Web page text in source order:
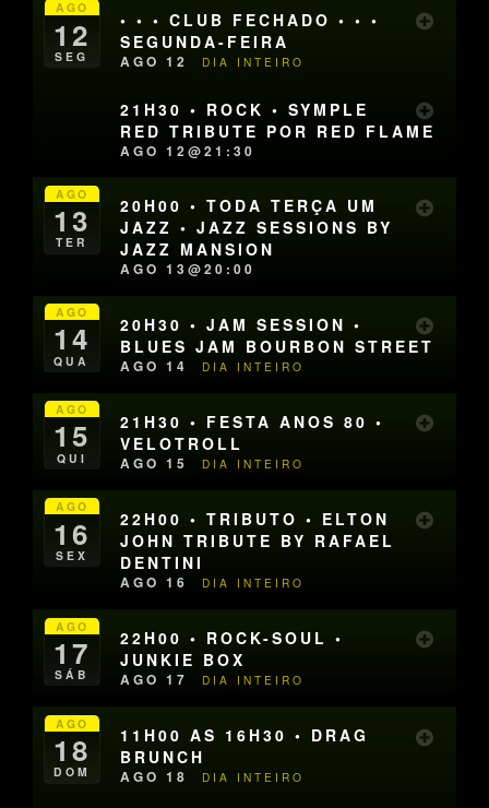
AGO
12
SEG
• • • CLUB FECHADO • • •
SEGUNDA-FEIRA
AGO 12 DIA INTEIRO
21H30 • ROCK • SYMPLE
RED TRIBUTE POR RED FLAME
AGO 12@21:30
AGO
13
TER
20H00 • TODA TERÇA UM
JAZZ • JAZZ SESSIONS BY
JAZZ MANSION
AGO 13@20:00
AGO
14
QUA
20H30 • JAM SESSION •
BLUES JAM BOURBON STREET
AGO 14 DIA INTEIRO
AGO
15
QUI
21H30 • FESTA ANOS 80 •
VELOTROLL
AGO 15 DIA INTEIRO
AGO
16
SEX
22H00 • TRIBUTO • ELTON
JOHN TRIBUTE BY RAFAEL
DENTINI
AGO 16 DIA INTEIRO
AGO
17
SÁB
22H00 • ROCK-SOUL •
JUNKIE BOX
AGO 17 DIA INTEIRO
AGO
18
DOM
11H00 AS 16H30 • DRAG
BRUNCH
AGO 18 DIA INTEIRO